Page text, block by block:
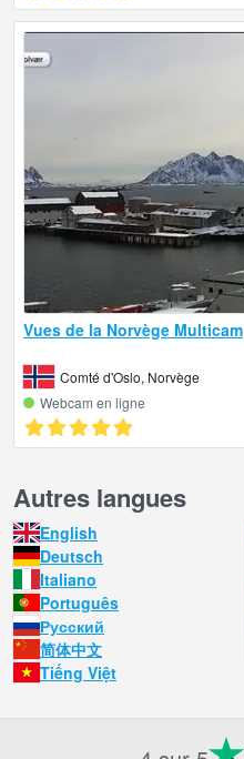
Vues de la Norvège Multicam
Comté d'Oslo, Norvège
Webcam en ligne
Autres langues
English
Deutsch
Italiano
Português
Русский
简体中文
Tiếng Việt